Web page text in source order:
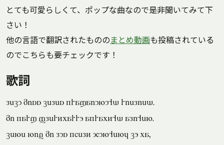
とても可愛らしくて、ポップな曲なので是非聞いてみて下
さい！
他の言語で翻訳されたものの まとめ動画も投稿されている
のでこちらも要チェックです！
歌詞
lecu miss celes kraxaiunu'd rielied.
mi karx flertparro akrapt'd ali'en.
cene niv mi lus khelt qun'enj co pa,